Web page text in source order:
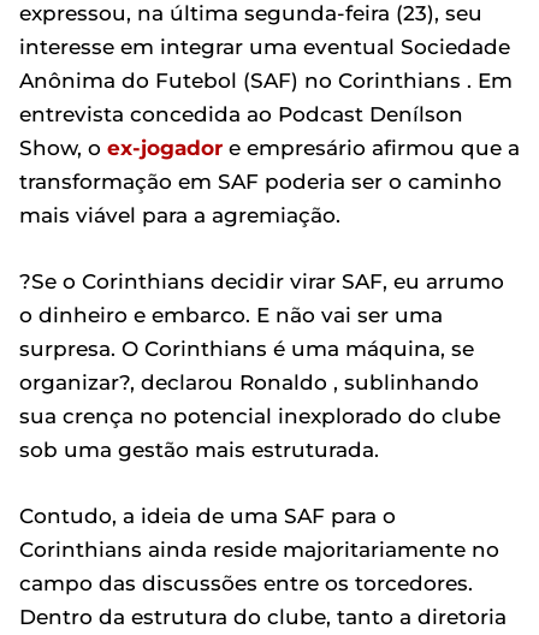
expressou, na última segunda-feira (23), seu
interesse em integrar uma eventual Sociedade
Anônima do Futebol (SAF) no Corinthians . Em
entrevista concedida ao Podcast Denílson
Show, o ex-jogador e empresário afirmou que a
transformação em SAF poderia ser o caminho
mais viável para a agremiação.
?Se o Corinthians decidir virar SAF, eu arrumo
o dinheiro e embarco. E não vai ser uma
surpresa. O Corinthians é uma máquina, se
organizar?, declarou Ronaldo , sublinhando
sua crença no potencial inexplorado do clube
sob uma gestão mais estruturada.
Contudo, a ideia de uma SAF para o
Corinthians ainda reside majoritariamente no
campo das discussões entre os torcedores.
Dentro da estrutura do clube, tanto a diretoria